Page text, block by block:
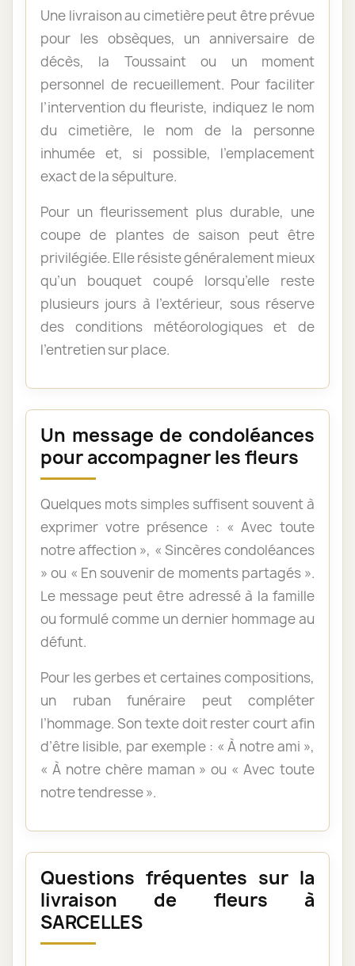
Une livraison au cimetière peut être prévue
pour les obsèques, un anniversaire de
décès, la Toussaint ou un moment
personnel de recueillement. Pour faciliter
l’intervention du fleuriste, indiquez le nom
du cimetière, le nom de la personne
inhumée et, si possible, l’emplacement
exact de la sépulture.
Pour un fleurissement plus durable, une
coupe de plantes de saison peut être
privilégiée. Elle résiste généralement mieux
qu’un bouquet coupé lorsqu’elle reste
plusieurs jours à l’extérieur, sous réserve
des conditions météorologiques et de
l’entretien sur place.
Un message de condoléances
pour accompagner les fleurs
Quelques mots simples suffisent souvent à
exprimer votre présence : « Avec toute
notre affection », « Sincères condoléances
» ou « En souvenir de moments partagés ».
Le message peut être adressé à la famille
ou formulé comme un dernier hommage au
défunt.
Pour les gerbes et certaines compositions,
un ruban funéraire peut compléter
l’hommage. Son texte doit rester court afin
d’être lisible, par exemple : « À notre ami »,
« À notre chère maman » ou « Avec toute
notre tendresse ».
Questions fréquentes sur la
livraison de fleurs à
SARCELLES